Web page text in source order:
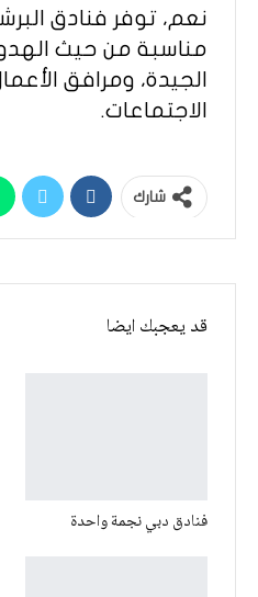
مناسبة من حيث
الجيدة، ومرافق
الاجتماعات.
شارك
قد يعجبك ايضا
فنادق دبي نجمة واحدة